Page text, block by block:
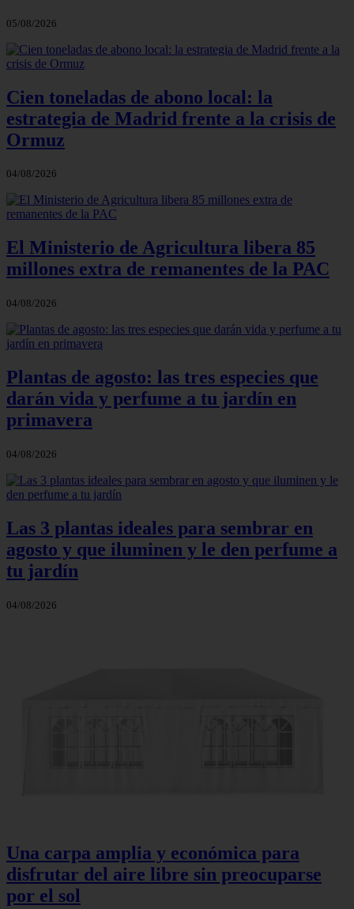
05/08/2026
Cien toneladas de abono local: la
estrategia de Madrid frente a la crisis de
Ormuz
04/08/2026
El Ministerio de Agricultura libera 85
millones extra de remanentes de la PAC
04/08/2026
Plantas de agosto: las tres especies que
darán vida y perfume a tu jardín en
primavera
04/08/2026
Las 3 plantas ideales para sembrar en
agosto y que iluminen y le den perfume a
tu jardín
04/08/2026
Una carpa amplia y económica para
disfrutar del aire libre sin preocuparse
por el sol